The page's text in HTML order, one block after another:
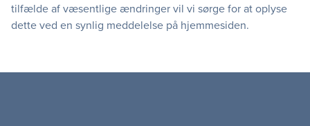
tilfælde af væsentlige ændringer vil vi sørge for at oplyse
dette ved en synlig meddelelse på hjemmesiden.